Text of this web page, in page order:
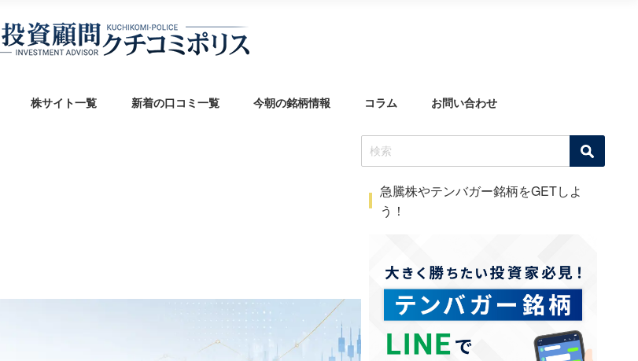
株サイト一覧 新着の口コミ一覧 今朝の銘柄情報 コラム お問い合わせ
急騰株やテンバガー銘柄をGETしよ
う！